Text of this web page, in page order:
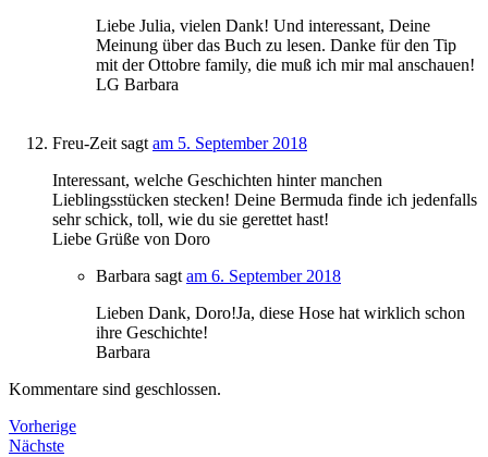
Liebe Julia, vielen Dank! Und interessant, Deine
Meinung über das Buch zu lesen. Danke für den Tip
mit der Ottobre family, die muß ich mir mal anschauen!
LG Barbara
Freu-Zeit sagt am 5. September 2018
Interessant, welche Geschichten hinter manchen
Lieblingsstücken stecken! Deine Bermuda finde ich jedenfalls
sehr schick, toll, wie du sie gerettet hast!
Liebe Grüße von Doro
Barbara sagt am 6. September 2018
Lieben Dank, Doro!Ja, diese Hose hat wirklich schon
ihre Geschichte!
Barbara
Kommentare sind geschlossen.
Vorherige
Nächste